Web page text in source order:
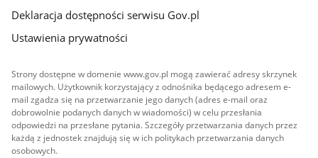
Deklaracja dostępności serwisu Gov.pl
Ustawienia prywatności
Strony dostępne w domenie www.gov.pl mogą zawierać adresy skrzynek
mailowych. Użytkownik korzystający z odnośnika będącego adresem e-
mail zgadza się na przetwarzanie jego danych (adres e-mail oraz
dobrowolnie podanych danych w wiadomości) w celu przesłania
odpowiedzi na przesłane pytania. Szczegóły przetwarzania danych przez
każdą z jednostek znajdują się w ich politykach przetwarzania danych
osobowych.